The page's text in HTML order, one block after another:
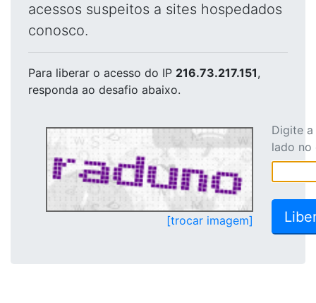
acessos suspeitos a sites hospedados
conosco.
Para liberar o acesso do IP 216.73.217.151,
responda ao desafio abaixo.
[trocar imagem]
Digite
lado no